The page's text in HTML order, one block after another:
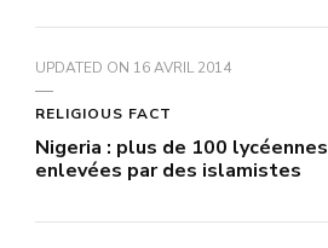
UPDATED ON 16 AVRIL 2014
RELIGIOUS FACT
Nigeria : plus de 100 lycéennes
enlevées par des islamistes